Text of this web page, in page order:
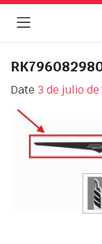
Date 3 de julio de